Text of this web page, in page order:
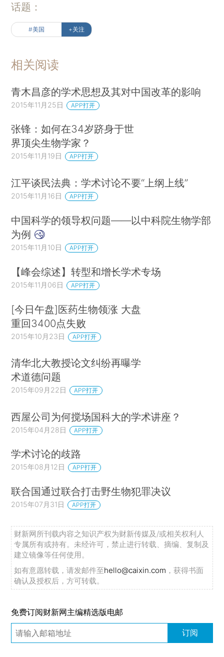
话题：
#美国 +关注
相关阅读
青木昌彦的学术思想及其对中国改革的影响
2015年11月25日 APP打开
张锋：如何在34岁跻身于世
界顶尖生物学家？
2015年11月19日 APP打开
江平谈民法典：学术讨论不要“上纲上线”
2015年11月16日 APP打开
中国科学的领导权问题——以中科院生物学部
为例
2015年11月10日 APP打开
【峰会综述】转型和增长学术专场
2015年11月06日 APP打开
[今日午盘]医药生物领涨 大盘
重回3400点失败
2015年10月23日 APP打开
清华北大教授论文纠纷再曝学
术道德问题
2015年09月22日 APP打开
西屋公司为何搅场国科大的学术讲座？
2015年04月28日 APP打开
学术讨论的歧路
2015年08月12日 APP打开
联合国通过联合打击野生物犯罪决议
2015年07月31日 APP打开
财新网所刊载内容之知识产权为财新传媒及/或相关权利人
专属所有或持有。未经许可，禁止进行转载、摘编、复制及
建立镜像等任何使用。
如有意愿转载，请发邮件至hello@caixin.com ，获得书面
确认及授权后，方可转载。
免费订阅财新网主编精选版电邮
订阅